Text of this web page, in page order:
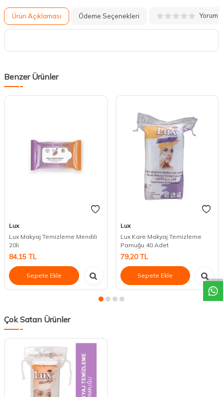
Ürün Açıklaması Ödeme Seçenekleri Yorum
Benzer Ürünler
Lux
Lux Makyaj Temizleme Mendili
20li
84,15 TL
Sepete Ekle
Lux
Lux Kare Makyaj Temizleme
Pamuğu 40 Adet
79,20TL
Sepete Ekle
Çok Satan Ürünler